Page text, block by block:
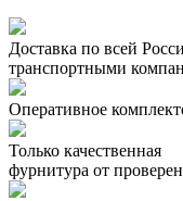
Доставка по всей
транспортными
Оперативное
Только качественная
фурнитура от